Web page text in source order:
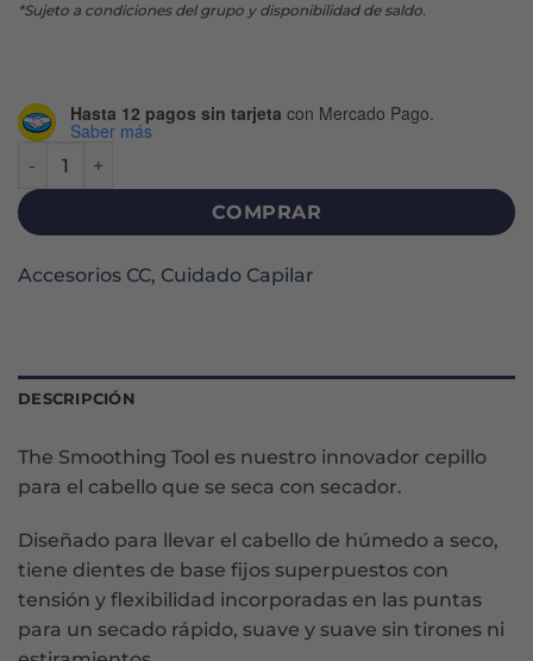
*Sujeto a condiciones del grupo y disponibilidad de saldo.
Hasta 12 pagos sin tarjeta con Mercado Pago.
Saber más
COMPRAR
Accesorios CC, Cuidado Capilar
DESCRIPCIÓN
The Smoothing Tool es nuestro innovador cepillo
para el cabello que se seca con secador.
Diseñado para llevar el cabello de húmedo a seco,
tiene dientes de base fijos superpuestos con
tensión y flexibilidad incorporadas en las puntas
para un secado rápido, suave y suave sin tirones ni